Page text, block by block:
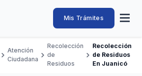
Intendencia
de
Canelones
Abrir
Mis Trámites
Atención
Ciudadana
Recolección
de
Residuos
Recolección
de Residuos
En Juanicó